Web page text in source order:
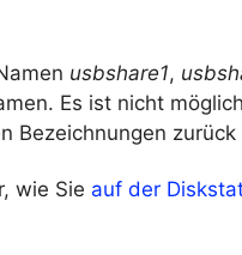
usbshare1,
Es ist nicht
Bezeichnungen
wie Sie auf der